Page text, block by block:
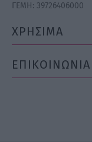
ΓΕΜΗ: 39726406000
ΧΡΗΣΙΜΑ
ΕΠΙΚΟΙΝΩΝΙΑ